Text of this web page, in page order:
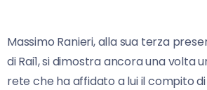
Massimo Ranieri, alla sua terza
di Rai1, si dimostra ancora una volta
rete che ha affidato a lui il compito